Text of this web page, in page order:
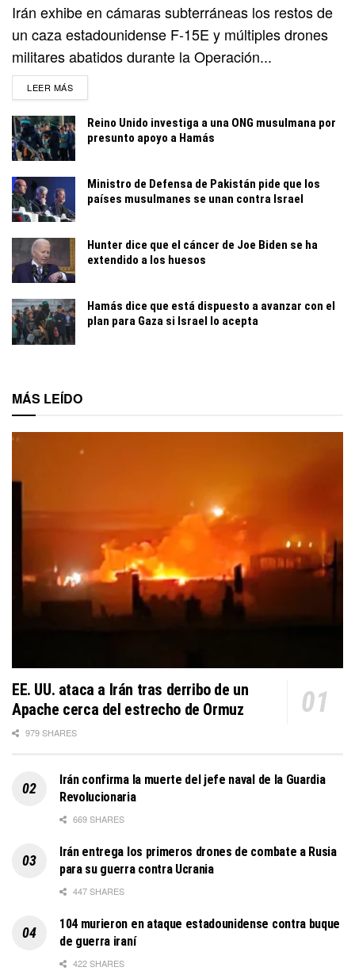
Irán exhibe en cámaras subterráneas los restos de
un caza estadounidense F-15E y múltiples drones
militares abatidos durante la Operación...
LEER MÁSDETAILS
Reino Unido investiga a una ONG musulmana por
presunto apoyo a Hamás
Ministro de Defensa de Pakistán pide que los
países musulmanes se unan contra Israel
Hunter dice que el cáncer de Joe Biden se ha
extendido a los huesos
Hamás dice que está dispuesto a avanzar con el
plan para Gaza si Israel lo acepta
MÁS LEÍDO
EE. UU. ataca a Irán tras derribo de un
Apache cerca del estrecho de Ormuz
979 SHARES
Irán confirma la muerte del jefe naval de la Guardia
Revolucionaria
669 SHARES
Irán entrega los primeros drones de combate a Rusia
para su guerra contra Ucrania
447 SHARES
104 murieron en ataque estadounidense contra buque
de guerra iraní
422 SHARES